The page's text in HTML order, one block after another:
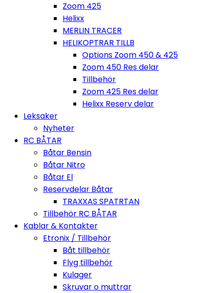
Zoom 425
Helixx
MERLIN TRACER
HELIKOPTRAR TILLB
Options Zoom 450 & 425
Zoom 450 Res delar
Tillbehör
Zoom 425 Res delar
Helixx Reserv delar
Leksaker
Nyheter
RC BÅTAR
Båtar Bensin
Båtar Nitro
Båtar El
Reservdelar Båtar
TRAXXAS SPATRTAN
Tillbehör RC BÅTAR
Kablar & Kontakter
Etronix / Tillbehör
Båt tillbehör
Flyg tillbehör
Kulager
Skruvar o muttrar